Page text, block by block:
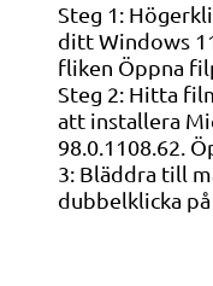
Steg 1:
ditt Windows
fliken Öppna
Steg 2: Hitta
att installera
98.0.1108.62.
3: Bläddra till
dubbelklicka